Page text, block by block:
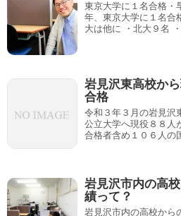
東京大学に１名合格・
年、東京大学に１名合
大は他に ・北大９名
岩見沢東高校か
合格
令和３年３月の岩見沢
公立大学へ現役８８人
合格者含め１０６人の
岩見沢市内の高
績って？
岩見沢市内の高校から